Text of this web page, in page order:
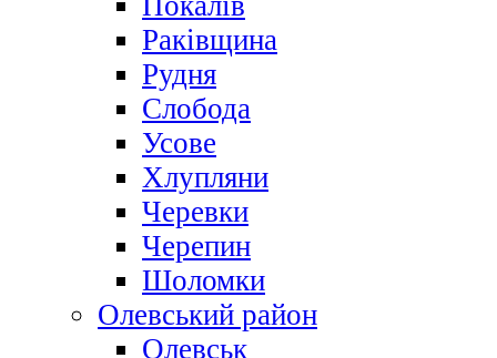
Раківщина
Рудня
Слобода
Усове
Хлупляни
Черевки
Черепин
Шоломки
Олевський район
Олевськ